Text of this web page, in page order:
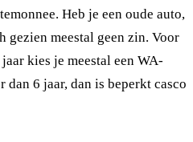
Heb je een oude auto,
gezien meestal geen zin. Voor
kies je meestal een WA-
dan 6 jaar, dan is beperkt casco